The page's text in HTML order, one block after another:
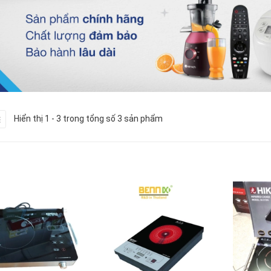
Hiển thị 1 - 3 trong tổng số 3 sản phẩm